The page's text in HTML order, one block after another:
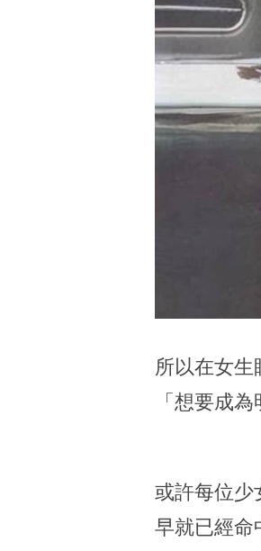
所以在女
「想要成
或許每位少
早就已經命